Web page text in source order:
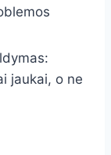
jaukai, o ne